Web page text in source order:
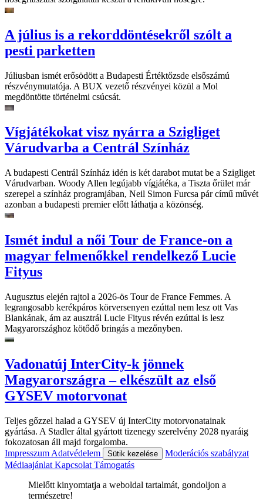
A július is a rekorddöntésekről szólt a
pesti parketten
Júliusban ismét erősödött a Budapesti Értéktőzsde elsőszámú
részvénymutatója. A BUX vezető részvényei közül a Mol
megdöntötte történelmi csúcsát.
Vígjátékokat visz nyárra a Szigliget
Várudvarba a Centrál Színház
A budapesti Centrál Színház idén is két darabot mutat be a Szigliget
Várudvarban. Woody Allen legújabb vígjátéka, a Tiszta őrület már
szerepel a színház programjában, Neil Simon Furcsa pár című művét
azonban a budapesti premier előtt láthatja a közönség.
Ismét indul a női Tour de France-on a
magyar felmenőkkel rendelkező Lucie
Fityus
Augusztus elején rajtol a 2026-ös Tour de France Femmes. A
legrangosabb kerékpáros körversenyen ezúttal nem lesz ott Vas
Blankának, ám az ausztrál Lucie Fityus révén ezúttal is lesz
Magyarországhoz kötődő bringás a mezőnyben.
Vadonatúj InterCity-k jönnek
Magyarországra – elkészült az első
GYSEV motorvonat
Teljes gőzzel halad a GYSEV új InterCity motorvonatainak
gyártása. A Stadler által gyártott tizenegy szerelvény 2028 nyaráig
fokozatosan áll majd forgalomba.
Impresszum Adatvédelem Sütik kezelése
Moderációs szabályzat
Médiaajánlat Kapcsolat Támogatás
Mielőtt kinyomtatja a weboldal tartalmát, gondoljon a
természetre!